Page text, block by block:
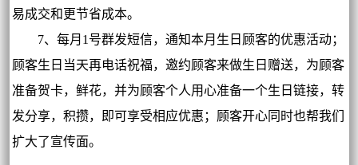
易成交和更节省成本。
7、每月1号群发短信，通知本月生日顾客的优惠活动；
顾客生日当天再电话祝福，邀约顾客来做生日赠送，为顾客
准备贺卡，鲜花，并为顾客个人用心准备一个生日链接，转
发分享，积攒，即可享受相应优惠；顾客开心同时也帮我们
扩大了宣传面。